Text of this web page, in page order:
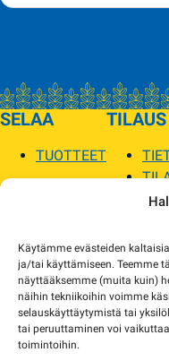
Käytämme evästeiden
ja/tai käyttämiseen. Teemme
näyttääksemme (muita kuin)
näihin tekniikoihin voimme
selauskäyttäytymistä tai
tai peruuttaminen voi
toimintoihin.
SELAA
TUOTTEET
MYYMÄLÄT JA
USEIN KYSYTYT
AJANKOHTAISTA